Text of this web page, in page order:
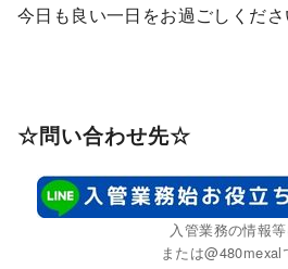
今日も良い一日をお過ごしくださ
☆問い合わせ先☆
入管業務の情報
または@480mexal